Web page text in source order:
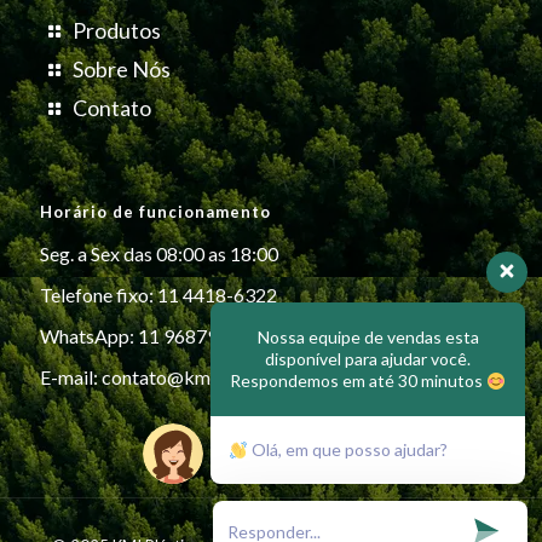
Produtos
Sobre Nós
Contato
Horário de funcionamento
Seg. a Sex das 08:00 as 18:00
Telefone fixo: 11 4418-6322
WhatsApp: 11 96879-6999
E-mail:contato@kmiplasticos.com.br
Nossa equipe de vendas esta
disponível para ajudar você.
Respondemos em até 30 minutos
Olá, em que posso ajudar?